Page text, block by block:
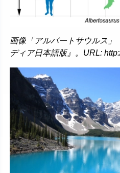
画像「アルバートサウルス」
ディア日本語版』。URL: